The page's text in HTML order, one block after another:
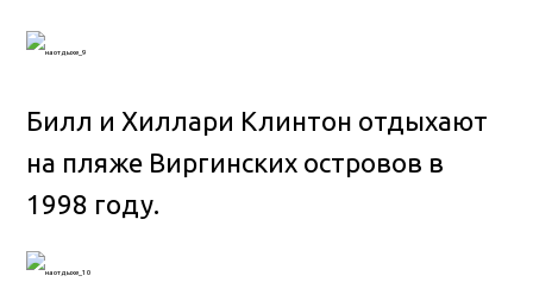
Билл и Хиллари Клинтон отдыхают
на пляже Виргинских островов в
1998 году.